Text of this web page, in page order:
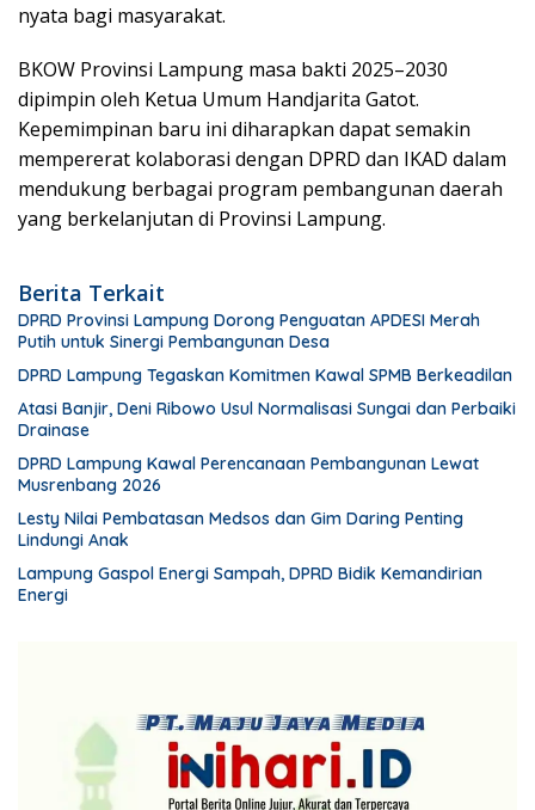
nyata bagi masyarakat.
BKOW Provinsi Lampung masa bakti 2025–2030
dipimpin oleh Ketua Umum Handjarita Gatot.
Kepemimpinan baru ini diharapkan dapat semakin
mempererat kolaborasi dengan DPRD dan IKAD dalam
mendukung berbagai program pembangunan daerah
yang berkelanjutan di Provinsi Lampung.
Berita Terkait
DPRD Provinsi Lampung Dorong Penguatan APDESI Merah
Putih untuk Sinergi Pembangunan Desa
DPRD Lampung Tegaskan Komitmen Kawal SPMB Berkeadilan
Atasi Banjir, Deni Ribowo Usul Normalisasi Sungai dan Perbaiki
Drainase
DPRD Lampung Kawal Perencanaan Pembangunan Lewat
Musrenbang 2026
Lesty Nilai Pembatasan Medsos dan Gim Daring Penting
Lindungi Anak
Lampung Gaspol Energi Sampah, DPRD Bidik Kemandirian
Energi